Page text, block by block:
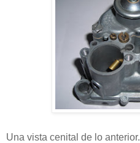
Una vista cenital de lo anterior.